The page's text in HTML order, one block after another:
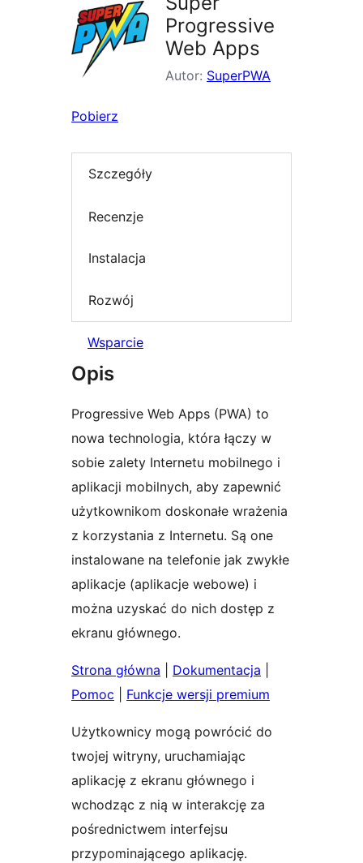
Progressive
Web Apps
Autor: SuperPWA
Pobierz
Szczegóły
Recenzje
Instalacja
Rozwój
Wsparcie
Opis
Progressive Web Apps (PWA) to
nowa technologia, która łączy w
sobie zalety Internetu mobilnego i
aplikacji mobilnych, aby zapewnić
użytkownikom doskonałe wrażenia
z korzystania z Internetu. Są one
instalowane na telefonie jak zwykłe
aplikacje (aplikacje webowe) i
można uzyskać do nich dostęp z
ekranu głównego.
Strona główna Dokumentacja
Pomoc
Funkcje wersji premium
Użytkownicy mogą powrócić do
twojej witryny, uruchamiając
aplikację z ekranu głównego i
wchodząc z nią w interakcję za
pośrednictwem interfejsu
przypominającego aplikację.